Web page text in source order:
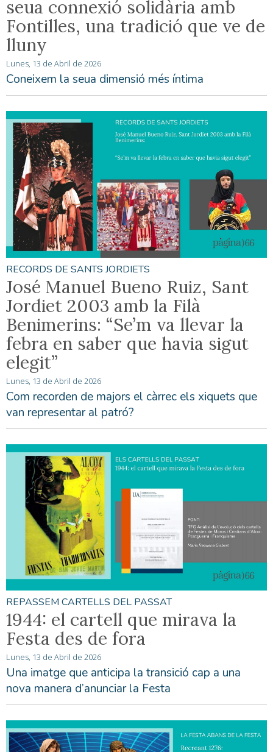
seua connexió solidària amb
Fontilles, una tradició que ve de
lluny
Lunes, 13 de Abril de 2026
Coneixem la seua dimensió més íntima
RECORDS DE SANTS JORDIETS
José Manuel Bueno Ruiz, Sant
Jordiet 2003 amb la Filà
Benimerins: “Se’m va llevar la
febra en saber que havia sigut
elegit”
Lunes, 13 de Abril de 2026
Com recorden de majors el càrrec els xiquets que
van representar al patró?
REPASSEM CARTELLS DEL PASSAT
1944: el cartell que mirava la
Festa des de fora
Lunes, 13 de Abril de 2026
Una imatge que anticipa la transició cap a una
nova manera d’anunciar la Festa